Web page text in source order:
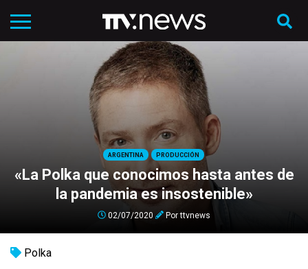
ARGENTINA PRODUCCIÓN
«La Polka que conocimos hasta antes de
la pandemia es insostenible»
02/07/2020 Porttvnews
Polka